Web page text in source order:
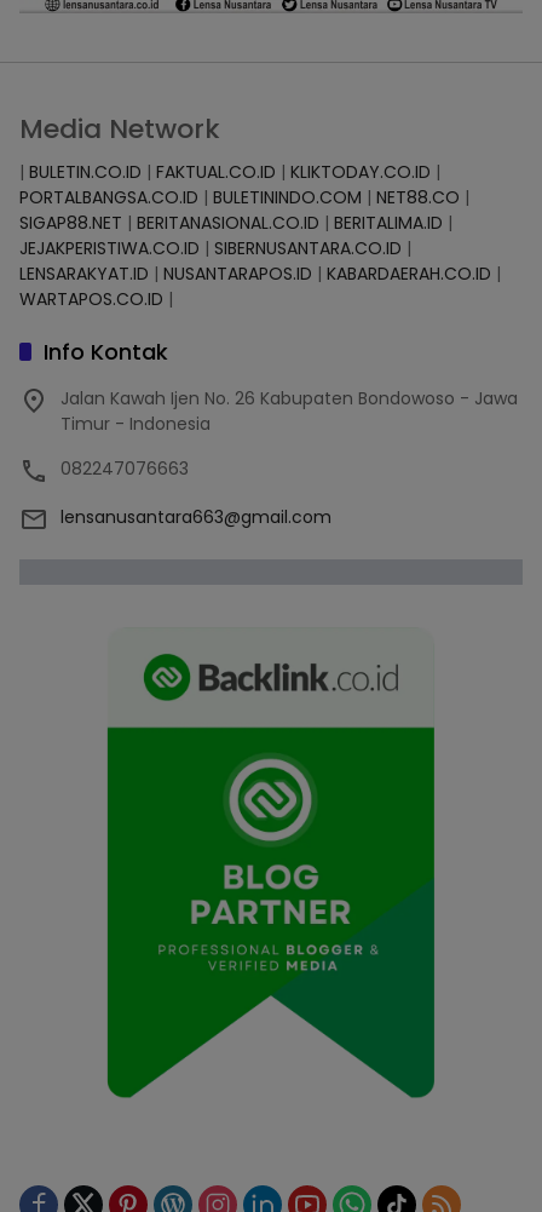
Media Network
| BULETIN.CO.ID | FAKTUAL.CO.ID | KLIKTODAY.CO.ID |
PORTALBANGSA.CO.ID | BULETININDO.COM | NET88.CO |
SIGAP88.NET | BERITANASIONAL.CO.ID | BERITALIMA.ID |
JEJAKPERISTIWA.CO.ID | SIBERNUSANTARA.CO.ID |
LENSARAKYAT.ID | NUSANTARAPOS.ID | KABARDAERAH.CO.ID |
WARTAPOS.CO.ID |
Info Kontak
Jalan Kawah Ijen No. 26 Kabupaten Bondowoso - Jawa
Timur - Indonesia
082247076663
lensanusantara663@gmail.com